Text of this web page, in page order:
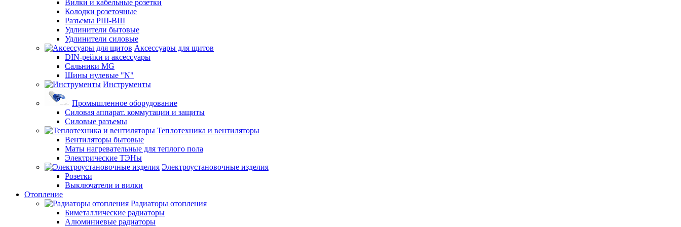
Вилки и кабельные розетки
Колодки розеточные
Разъемы РШ-ВШ
Удлинители бытовые
Удлинители силовые
Аксессуары для щитов
DIN-рейки и аксессуары
Сальники MG
Шины нулевые "N"
Инструменты
Промышленное оборудование
Силовая аппарат. коммутации и защиты
Силовые разъемы
Теплотехника и вентиляторы
Вентиляторы бытовые
Маты нагревательные для теплого пола
Электрические ТЭНы
Электроустановочные изделия
Розетки
Выключатели и вилки
Отопление
Радиаторы отопления
Биметаллические радиаторы
Алюминиевые радиаторы